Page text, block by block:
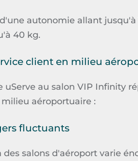
autonomie allant
40 kg.
client en milieu
uServe au salon VIP Infinity
aéroportuaire :
fluctuants
salons d'aéroport varie